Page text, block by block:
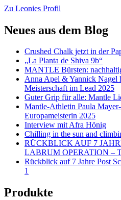
Zu Leonies Profil
Neues aus dem Blog
Crushed Chalk jetzt in der
„La Planta de Shiva 9b“
MANTLE Bürsten:
Anna Apel & Yannick Nagel
Meisterschaft im Lead 2025
Guter Grip für alle: Mantle
Mantle-Athletin Paula
Europameisterin 2025
Interview mit Afra Hönig
Chilling in the sun and
RÜCKBLICK AUF 7
LABRUM OPERATION –
Rückblick auf 7 Jahre Post
1
Produkte